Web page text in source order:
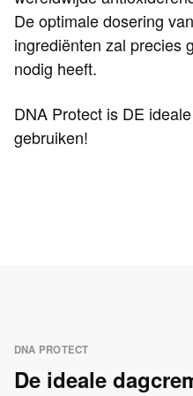
De optimale dosering
ingrediënten zal precies
nodig heeft.
DNA Protect is DE
gebruiken!
DNA PROTECT
De ideale